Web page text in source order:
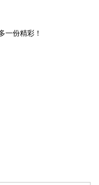
一份精彩！